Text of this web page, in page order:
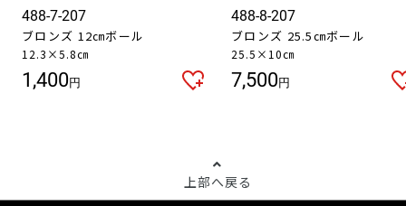
488-7-207
ブロンズ 12㎝ボール
12.3×5.8㎝
1,400円
488-8-207
ブロンズ 25.5㎝ボール
25.5×10㎝
7,500円
上部へ戻る